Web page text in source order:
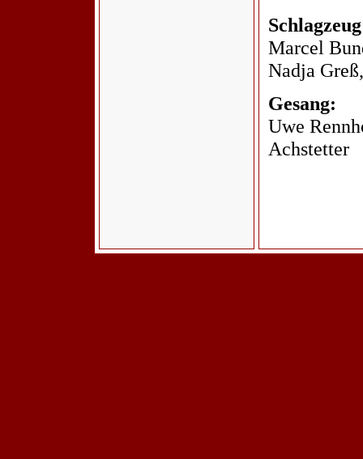
Marcel
Nadja
Gesang:
Uwe
Achstetter